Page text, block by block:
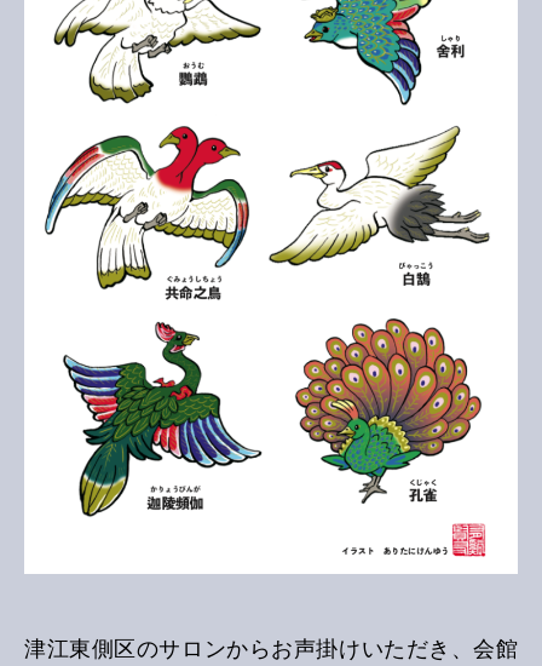
の
津江東側区のサロンからお声掛けいただき、会館